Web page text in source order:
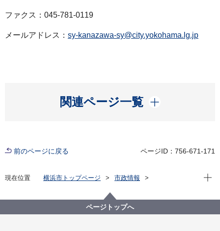
ファクス：045-781-0119
メールアドレス： sy-kanazawa-sy@city.yokohama.lg.jp
関連ページ一覧
開く
前のページに戻る ページID：756-671-171
現在位置 横浜市トップページ
市政情報
勇敢な行動が火災の被害拡大を防ぎました ～感謝状を
贈呈します～
現在
ページトップへ